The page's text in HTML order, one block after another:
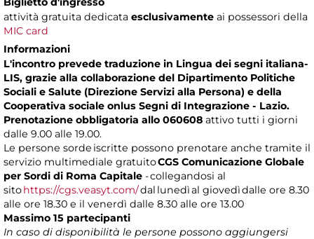
attività gratuita dedicata esclusivamente ai possessori della
MIC card
Informazioni
L'incontro prevede traduzione in Lingua dei segni italiana-
LIS, grazie alla collaborazione del Dipartimento Politiche
Sociali e Salute (Direzione Servizi alla Persona) e della
Cooperativa sociale onlus Segni di Integrazione - Lazio.
Prenotazione obbligatoria allo 060608 attivo tutti i giorni
dalle 9.00 alle 19.00.
Le persone sorde iscritte possono prenotare anche tramite il
servizio multimediale gratuitoCGS Comunicazione Globale
per Sordi di Roma Capitale - collegandosi al
sitohttps://cgs.veasyt.com/dal lunedì al giovedì dalle ore 8.30
alle ore 18.30 e il venerdì dalle 8.30 alle ore 13.00
Massimo 15 partecipanti
In caso di disponibilità le persone possono aggiungersi